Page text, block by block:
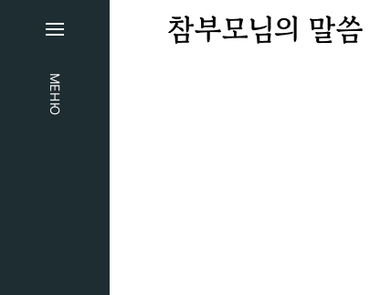
МЕНЮ